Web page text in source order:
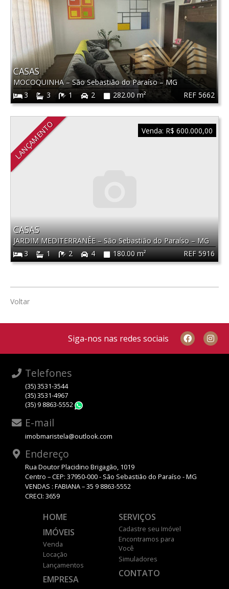
REF 5662
CASAS
MOCOQUINHA–São Sebastião do Paraíso–MG
3
3 1 2 282.00 m²
LANÇAMENTO
REF 5916
CASAS
JARDIM MEDITERRANÊE–São Sebastião do Paraíso–MG
3
1 2 4 180.00 m²
Venda: R$ 600.000,00
Voltar
Siga-nos nas redes sociais
Telefones
(35) 3531-3544
(35) 3531-4967
(35) 9 8863-5552
E-mail
imobmaristela@outlook.com
Endereço
Rua Doutor Placidino Brigagão, 1019
Centro – CEP: 37950-000 - São Sebastião do Paraíso - MG
VENDAS : FABIANA – 35 9 8863-5552
CRECI: 3659
HOME
IMÓVEIS
Venda
Locação
Lançamentos
EMPRESA
SERVIÇOS
Cadastre seu Imóvel
Encontramos para
Você
Simuladores
CONTATO